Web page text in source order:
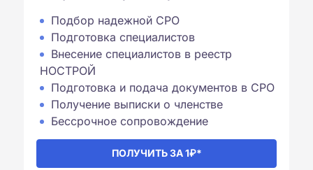
Подбор надежной СРО
Подготовка специалистов
Внесение специалистов в реестр
НОСТРОЙ
Подготовка и подача документов в СРО
Получение выписки о членстве
Бессрочное сопровождение⁠
ПОЛУЧИТЬ ЗА 1₽*